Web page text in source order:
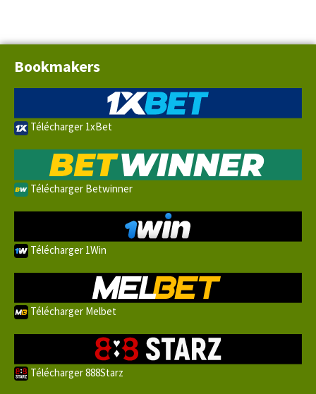
Bookmakers
Télécharger 1xBet
Télécharger Betwinner
Télécharger 1Win
Télécharger Melbet
Télécharger 888Starz